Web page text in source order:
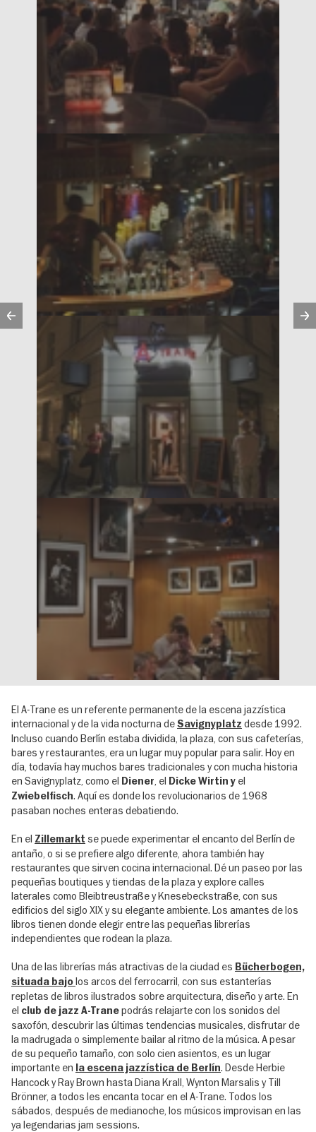
Anterior
El A-Trane es un referente permanente de la escena jazzística
internacional y de la vida nocturna deSavignyplatz desde 1992.
Incluso cuando Berlín estaba dividida, la plaza, con sus cafeterías,
bares y restaurantes, era un lugar muy popular para salir. Hoy en
día, todavía hay muchos bares tradicionales y con mucha historia
en Savignyplatz, como el Diener, el Dicke Wirtin y el
Zwiebelfisch. Aquí es donde los revolucionarios de 1968
pasaban noches enteras debatiendo.
En el Zillemarkt se puede experimentar el encanto del Berlín de
antaño, o si se prefiere algo diferente, ahora también hay
restaurantes que sirven cocina internacional. Dé un paseo por las
pequeñas boutiques y tiendas de la plaza y explore calles
laterales como Bleibtreustraße y Knesebeckstraße, con sus
edificios del siglo XIX y su elegante ambiente. Los amantes de los
libros tienen donde elegir entre las pequeñas librerías
independientes que rodean la plaza.
Una de las librerías más atractivas de la ciudad es Bücherbogen,
situada bajolos arcos del ferrocarril, con sus estanterías
repletas de libros ilustrados sobre arquitectura, diseño y arte. En
el club de jazz A-Tranepodrás relajarte con los sonidos del
saxofón, descubrir las últimas tendencias musicales, disfrutar de
la madrugada o simplemente bailar al ritmo de la música. A pesar
de su pequeño tamaño, con solo cien asientos, es un lugar
importante en la escena jazzística de Berlín. Desde Herbie
Hancock y Ray Brown hasta Diana Krall, Wynton Marsalis y Till
Brönner, a todos les encanta tocar en el A-Trane. Todos los
sábados, después de medianoche, los músicos improvisan en las
ya legendarias jam sessions.